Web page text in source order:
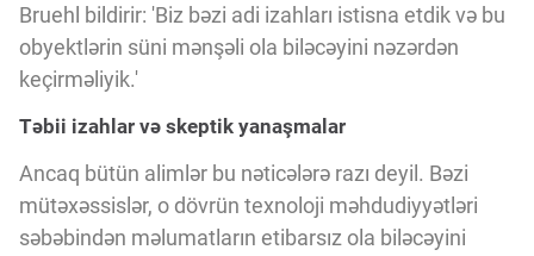
Gələcəyin Təhlili
Bruehl bildirir: 'Biz bəzi adi izahları istisna etdik və bu
obyektlərin süni mənşəli ola biləcəyini nəzərdən
keçirməliyik.'
Təbii izahlar və skeptik yanaşmalar
Ancaq bütün alimlər bu nəticələrə razı deyil. Bəzi
mütəxəssislər, o dövrün texnoloji məhdudiyyətləri
səbəbindən məlumatların etibarsız ola biləcəyini